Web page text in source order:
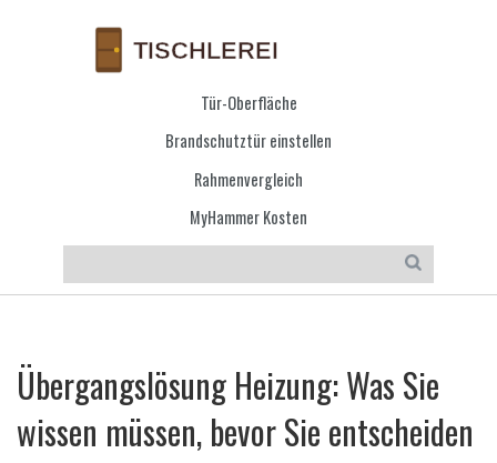
Tür-Oberfläche
Brandschutztür einstellen
Rahmenvergleich
MyHammer Kosten
Übergangslösung Heizung: Was Sie
wissen müssen, bevor Sie entscheiden